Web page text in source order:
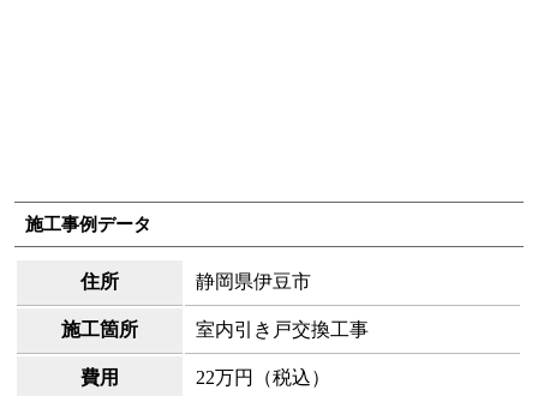
施工事例データ
住所 静岡県伊豆市
施工箇所 室内引き戸交換工事
費用 22万円（税込）